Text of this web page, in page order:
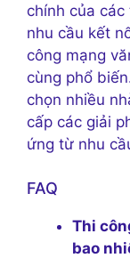
chính của
nhu cầu kết
công mạng
cùng phổ
chọn nhiều
cấp các giải
ứng từ nhu
FAQ
Thi
bao